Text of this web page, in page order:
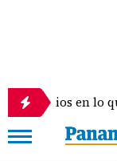
en lo que va del